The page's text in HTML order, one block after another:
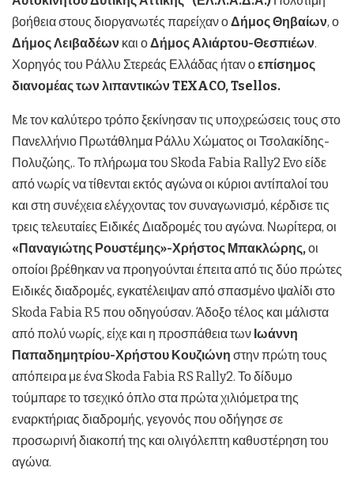
βοήθεια στους διοργανωτές παρείχαν οΔήμος Θηβαίων, ο
Δήμος Λειβαδέων και οΔήμος Αλιάρτου-Θεσπιέων.
Χορηγός του Ράλλυ Στερεάς Ελλάδας ήταν οεπίσημος
διανομέας των λιπαντικώνTEXACO,Tsellos.
Με τον καλύτερο τρόπο ξεκίνησαν τις υποχρεώσεις τους στο
Πανελλήνιο Πρωτάθλημα Ράλλυ Χώματος οι Τσολακίδης-
Πολυζώης,. Το πλήρωμα του Skoda Fabia Rally2 Evo είδε
από νωρίς να τίθενται εκτός αγώνα οι κύριοι αντίπαλοί του
και στη συνέχεια ελέγχοντας τον συναγωνισμό, κέρδισε τις
τρεις τελευταίες Ειδικές Διαδρομές του αγώνα. Νωρίτερα, οι
«Παναγιώτης Ρουστέμης»-Χρήστος Μπακλώρης,οι
οποίοι βρέθηκαν να προηγούνται έπειτα από τις δύο πρώτες
Ειδικές διαδρομές, εγκατέλειψαν από σπασμένο ψαλίδι στο
Skoda Fabia R5 που οδηγούσαν. Άδοξο τέλος και μάλιστα
από πολύ νωρίς, είχε και η προσπάθεια των Ιωάννη
Παπαδημητρίου-Χρήστου Κουζιώνη στην πρώτη τους
απόπειρα με ένα Skoda Fabia RS Rally2. Το δίδυμο
τούμπαρε το τσεχικό όπλο στα πρώτα χιλιόμετρα της
εναρκτήριας διαδρομής, γεγονός που οδήγησε σε
προσωρινή διακοπή της και ολιγόλεπτη καθυστέρηση του
αγώνα.